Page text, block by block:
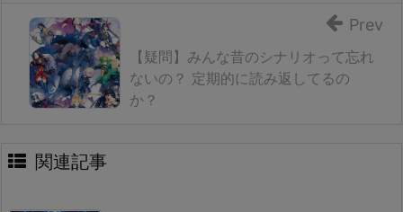
【疑問】みんな昔のシナリオって忘れ
ないの？ 定期的に読み返してるの
か？
Prev
関連記事